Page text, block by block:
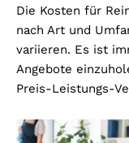
Die Kosten für
nach Art und
variieren. Es ist
Angebote
Preis-Leistungs-